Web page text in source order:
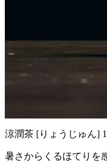
涼潤茶 [りょうじゅん]
暑さからくるほてりを